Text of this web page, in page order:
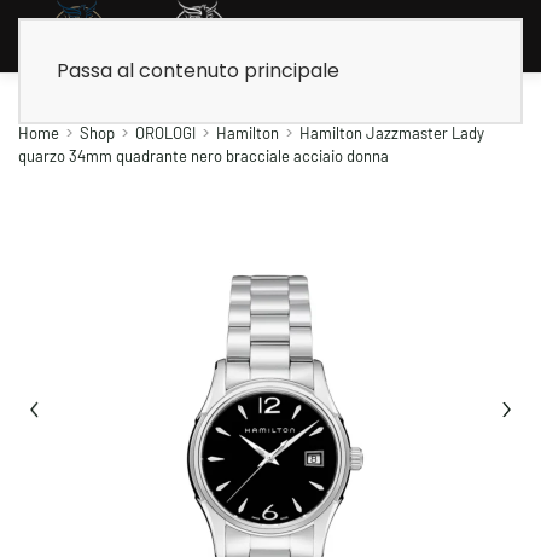
Passa al contenuto principale
Home Shop OROLOGI Hamilton
Hamilton Jazzmaster Lady
quarzo 34mm quadrante nero bracciale acciaio donna